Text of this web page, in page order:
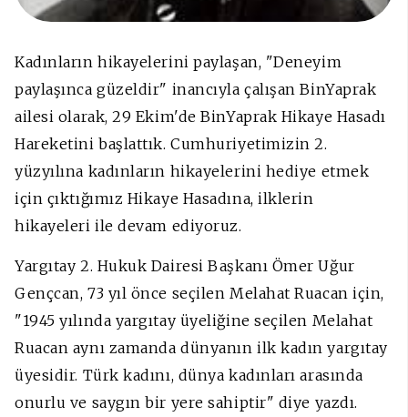
Kadınların hikayelerini paylaşan, "Deneyim
paylaşınca güzeldir" inancıyla çalışan BinYaprak
ailesi olarak, 29 Ekim'de BinYaprak Hikaye Hasadı
Hareketini başlattık. Cumhuriyetimizin 2.
yüzyılına kadınların hikayelerini hediye etmek
için çıktığımız Hikaye Hasadına, ilklerin
hikayeleri ile devam ediyoruz.
Yargıtay 2. Hukuk Dairesi Başkanı Ömer Uğur
Gençcan, 73 yıl önce seçilen Melahat Ruacan için,
"1945 yılında yargıtay üyeliğine seçilen Melahat
Ruacan aynı zamanda dünyanın ilk kadın yargıtay
üyesidir. Türk kadını, dünya kadınları arasında
onurlu ve saygın bir yere sahiptir" diye yazdı.